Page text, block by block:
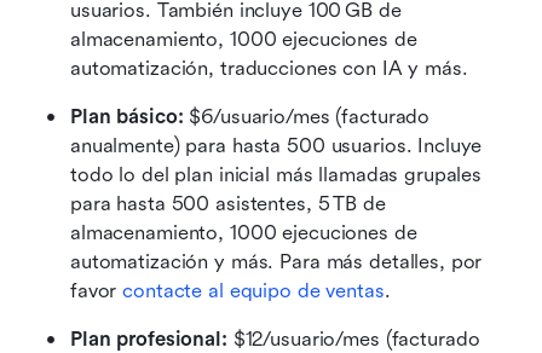
usuarios. También incluye 100 GB de
almacenamiento, 1000 ejecuciones de
automatización, traducciones con IA y más.
Plan básico: $6/usuario/mes (facturado
anualmente) para hasta 500 usuarios. Incluye
todo lo del plan inicial más llamadas grupales
para hasta 500 asistentes, 5 TB de
almacenamiento, 1000 ejecuciones de
automatización y más. Para más detalles, por
favor contacte al equipo de ventas.
Plan profesional: $12/usuario/mes (facturado